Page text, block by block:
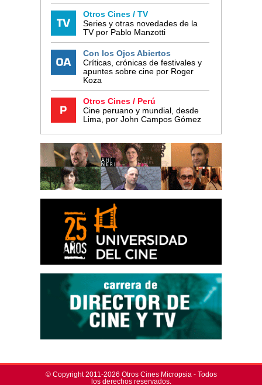
Otros Cines / TV
Series y otras novedades de la
TV por Pablo Manzotti
Con los Ojos Abiertos
Críticas, crónicas de festivales y
apuntes sobre cine por Roger
Koza
Otros Cines / Perú
Cine peruano y mundial, desde
Lima, por John Campos Gómez
© Copyright 2011-2026 Otros Cines Micropsia - Todos
los derechos reservados.